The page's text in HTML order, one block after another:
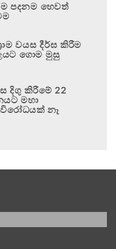
පදනම හෙවත්
වයස දීර්ඝ කිරීම
ගොම මුසු
දිගු කිරීමේ 22
මහා
නෑ